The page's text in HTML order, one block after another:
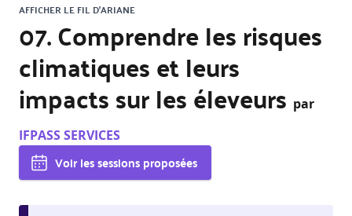
AFFICHER LE FIL D'ARIANE
07. Comprendre les risques
climatiques et leurs
impacts sur les éleveurs par
IFPASS SERVICES
Voir les sessions proposées